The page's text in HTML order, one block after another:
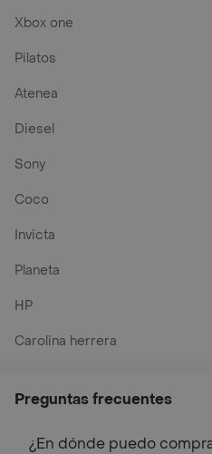
Xbox one
Pilatos
Atenea
Diesel
Sony
Coco
Invicta
Planeta
HP
Carolina herrera
Preguntas frecuentes
¿En dónde puedo